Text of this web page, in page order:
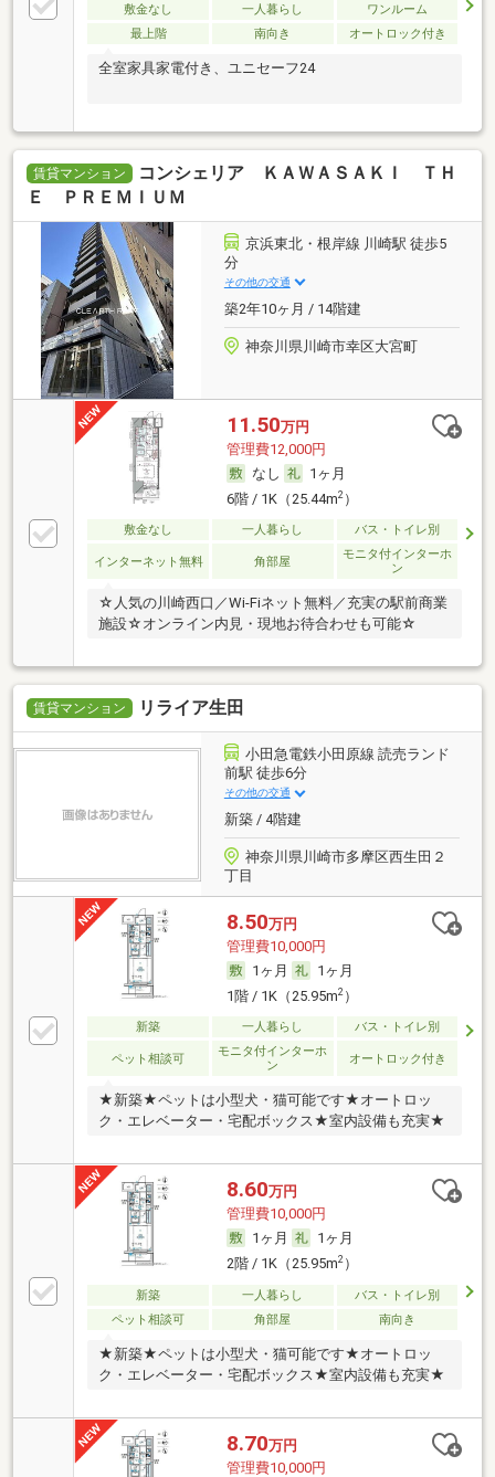
敷金なし 一人暮らし
ワンルーム
最上階
南向き オートロック付き
全室家具家電付き、ユニセーフ24
賃貸マンション
コンシェリア ＫＡＷＡＳＡＫＩ ＴＨ
Ｅ ＰＲＥＭＩＵＭ
京浜東北・根岸線 川崎駅 徒歩5
分
その他の交通
築2年10ヶ月 / 14階建
神奈川県川崎市幸区大宮町
11.50万円
管理費12,000円
なし
1ヶ月
6階 / 1K（25.44m2）
敷金なし 一人暮らし バス・トイレ別
インターネット無料 角部屋
モニタ付インターホ
ン
☆人気の川崎西口／Wi-Fiネット無料／充実の駅前商業
施設☆オンライン内見・現地お待合わせも可能☆
賃貸マンション リライア生田
小田急電鉄小田原線 読売ランド
前駅 徒歩6分
その他の交通
新築 / 4階建
神奈川県川崎市多摩区西生田２
丁目
8.50万円
管理費10,000円
1ヶ月
1ヶ月
1階 / 1K（25.95m2）
新築 一人暮らし バス・トイレ別
ペット相談可
モニタ付インターホ
ン
オートロック付き
★新築★ペットは小型犬・猫可能です★オートロッ
ク・エレベーター・宅配ボックス★室内設備も充実★
8.60万円
管理費10,000円
1ヶ月
1ヶ月
2階 / 1K（25.95m2）
新築 一人暮らし
バス・トイレ別
ペット相談可
角部屋 南向き
★新築★ペットは小型犬・猫可能です★オートロッ
ク・エレベーター・宅配ボックス★室内設備も充実★
8.70万円
管理費10,000円